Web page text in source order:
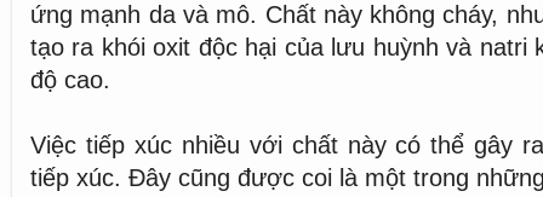
ứng mạnh da và mô. Chất này không cháy,
tạo ra khói oxit độc hại của lưu huỳnh và natri
độ cao.
Việc tiếp xúc nhiều với chất này có thể gây
tiếp xúc. Đây cũng được coi là một trong